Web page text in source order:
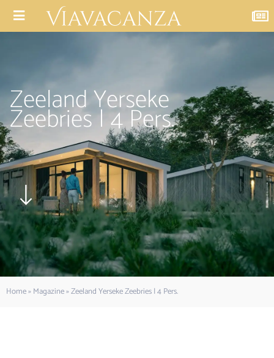
Zeeland Yerseke
Zeebries | 4 Pers.
Home»Magazine»Zeeland Yerseke Zeebries | 4 Pers.